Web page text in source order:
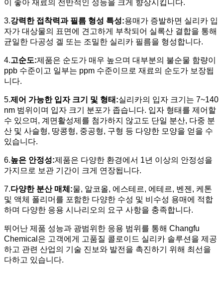
이 좋아 재료의 전반적인 성능을 크게 향상시킵니다.
3.강력한 접착력과 필름 형성 특성:용매가 증발하면 실리카 입
자가 대상물의 표면에 견고하게 부착되어 실록산 결합을 통해
균일한 다공성 겔 또는 조밀한 실리카 필름을 형성합니다.
4.고순도:제품은 순도가 매우 높으며 대부분의 불순물 함량이
ppb 수준이고 일부는 ppm 수준이므로 재료의 순도가 보장됩
니다.
5.제어 가능한 입자 크기 및 형태 :실리카의 입자 크기는 7~140
nm 범위이며 입자 크기 분포가 좁습니다. 입자 형태를 제어할
수 있으며, 계면활성제를 첨가하지 않고도 단일 분산, 다중 분
산 및 사슬형, 땅콩형, 중공형, 구형 등 다양한 모양을 얻을 수
있습니다.
6.높은 안정성:제품은 다양한 환경에서 1년 이상의 안정성을
가지므로 보관 기간이 크게 연장됩니다.
7.다양한 분산 매체 :물, 알코올, 에스테르, 에테르, 벤젠, 케톤
및 액체 폴리머를 포함한 다양한 수성 및 비수성 용매에 적합
하며 다양한 응용 시나리오의 요구 사항을 충족합니다.
뛰어난 제품 성능과 광범위한 응용 범위를 통해 Changfu
Chemical은 고객에게 고품질 콜로이드 실리카 솔루션을 제공
하고 관련 산업의 기술 진보와 발전을 촉진하기 위해 최선을
다하고 있습니다.